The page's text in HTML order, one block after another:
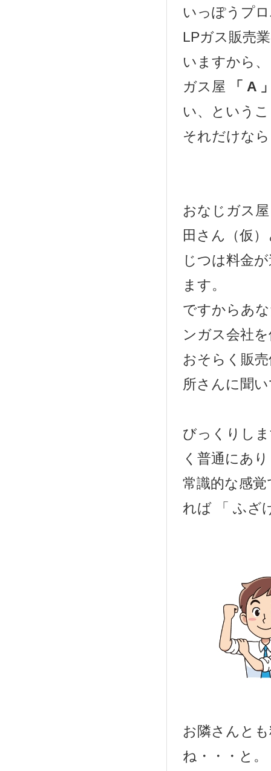
いっぽうプ
LPガス販売
いますから、
ガス屋
「 A
い、という
それだけな
おなじガス
田さん（仮
じつは料金
ます。
ですからあ
ンガス会社
おそらく販
所さんに聞
びっくりし
く普通にあ
常識的な感
れば 「 ふざ
お隣さんと
ね・・・と